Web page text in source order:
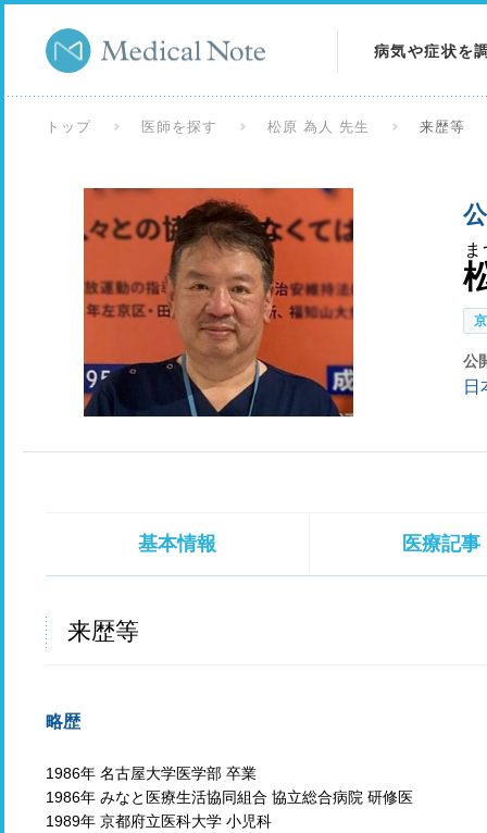
病気や症状を
検査を調べる
トップ 医師を探す 松原 為人 先生 来歴等
公
日
基本情報 医療記事
来歴等
略歴
1986年 名古屋大学医学部 卒業
1986年 みなと医療生活協同組合 協立総合病院 研修医
1989年 京都府立医科大学 小児科